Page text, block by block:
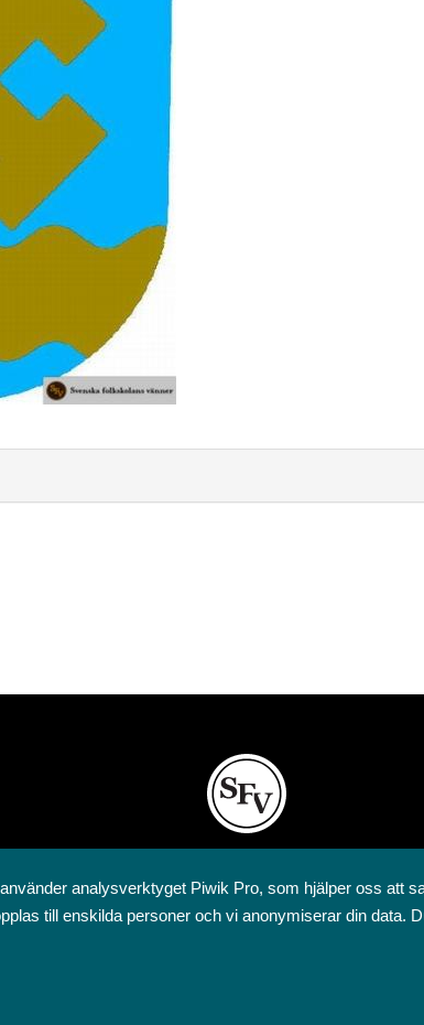
Annegatan 12
00120 Helsingfors
analysverktyget Piwik Pro, som hjälper oss att
till enskilda personer och vi anonymiserar din data.